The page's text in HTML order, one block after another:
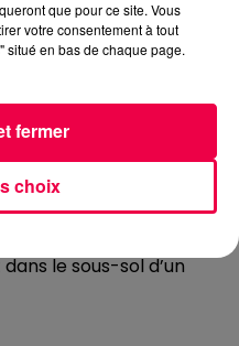
chaos.
de devenir le
!
le sous-sol d’un
que pour ce site. Vous
votre consentement à tout
situé en bas de chaque page.
choix
fermer